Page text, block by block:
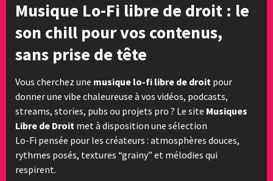
Musique Lo-Fi libre de droit : le
son chill pour vos contenus,
sans prise de tête
Vous cherchez une musique lo-fi libre de droit pour
donner une vibe chaleureuse à vos vidéos, podcasts,
streams, stories, pubs ou projets pro ? Le site Musiques
Libre de Droit met à disposition une sélection
Lo-Fi pensée pour les créateurs : atmosphères douces,
rythmes posés, textures “grainy” et mélodies qui
respirent.